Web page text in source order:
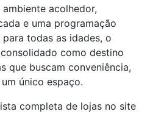
acolhedor,
e uma programação
todas as idades, o
como destino
que buscam conveniência,
único espaço.
completa de lojas no site